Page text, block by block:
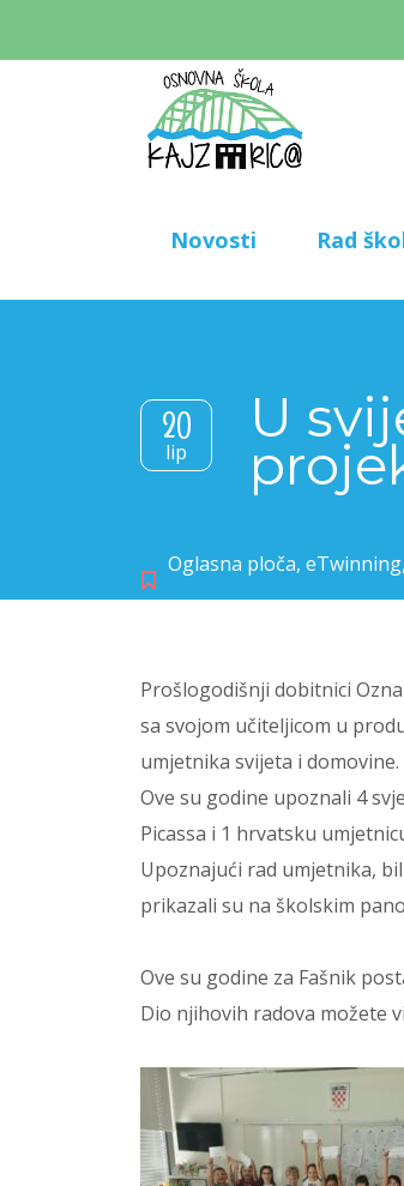
Novosti Rad
20
lip
U
Oglasna ploča, eTwinning,
Prošlogodišnji dobitnici
sa svojom učiteljicom u
umjetnika svijeta i domovine.
Ove su godine upoznali 4
Picassa i 1 hrvatsku
Upoznajući rad umjetnika,
prikazali su na školskim
Ove su godine za Fašnik
Dio njihovih radova možete